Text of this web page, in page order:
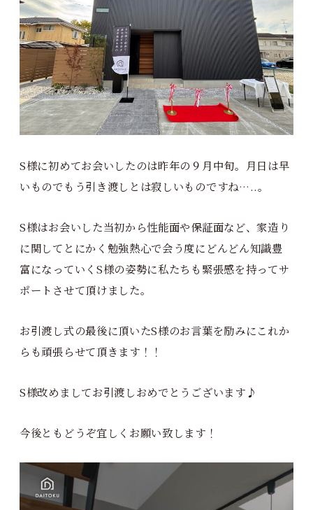
S様に初めてお会いしたのは昨年の９月中旬。月日は早
いものでもう引き渡しとは寂しいものですね…..。
S様はお会いした当初から性能面や保証面など、家造り
に関してとにかく勉強熱心で会う度にどんどん知識豊
富になっていくS様の姿勢に私たちも緊張感を持ってサ
ポートさせて頂けました。
お引渡し式の最後に頂いたS様のお言葉を励みにこれか
らも頑張らせて頂きます！！
S様改めましてお引渡しおめでとうございます♪
今後ともどうぞ宜しくお願い致します！